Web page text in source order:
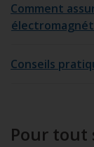
Comment
Conseils
Pour tout